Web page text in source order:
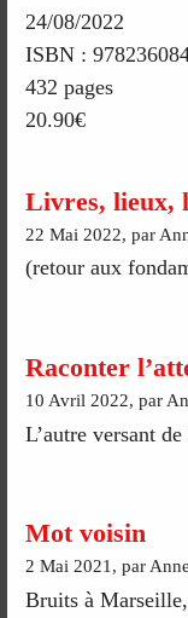
24/08/2022
ISBN :
432 pages
20.90€
Livres, lieux,
22 Mai 2022, par
(retour aux
Raconter
10 Avril 2022, par
L’autre versant
Mot voisin
2 Mai 2021, par
Bruits à